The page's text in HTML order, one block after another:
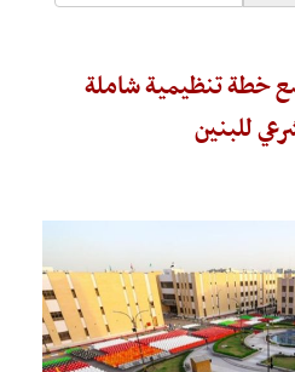
خطة تنظيمية شاملة
للبنين